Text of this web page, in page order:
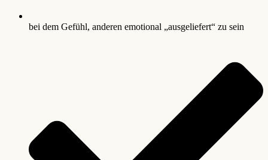
bei dem Gefühl, anderen emotional „ausgeliefert“ zu sein